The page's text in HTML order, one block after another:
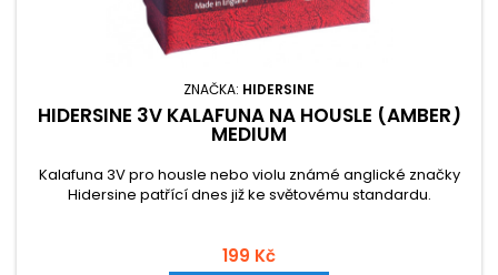
ZNAČKA: HIDERSINE
HIDERSINE 3V KALAFUNA NA HOUSLE (AMBER)
MEDIUM
Kalafuna 3V pro housle nebo violu známé anglické značky
Hidersine patřící dnes již ke světovému standardu.
199 Kč